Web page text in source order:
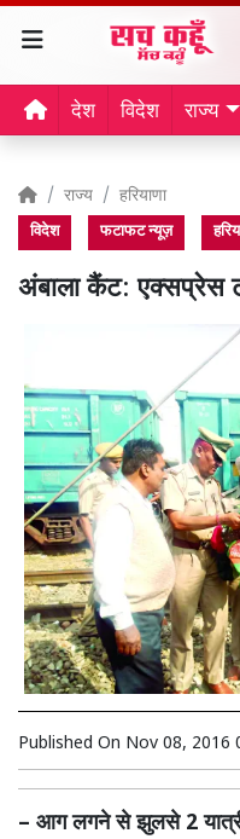
देश विदेश राज्य
राज्य हरियाणा
विदेश फटाफट न्यूज़
अंबाला कैंट: एक्सप्रेस
Published On Nov 08, 2016
– आग लगने से झुलसे 2